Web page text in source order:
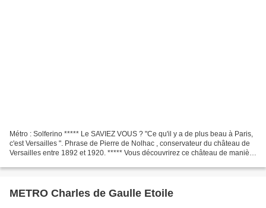
Métro : Solferino ***** Le SAVIEZ VOUS ? "Ce qu'il y a de plus beau à Paris,
c'est Versailles ". Phrase de Pierre de Nolhac , conservateur du château de
Versailles entre 1892 et 1920. ***** Vous découvrirez ce château de manière
METRO Charles de Gaulle Etoile